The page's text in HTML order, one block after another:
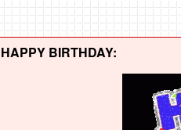
HAPPY BIRTHDAY: